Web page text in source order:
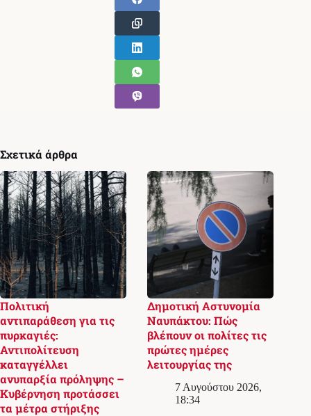
Σχετικά άρθρα
Πολιτική
αντιπαράθεση για τις
πυρκαγιές:
Αντιπολίτευση
καταγγέλλει
ανυπαρξία πρόληψης –
Κυβέρνηση προτάσσει
τα μέτρα στήριξης
Δημοτική Αστυνομία
Ναυπάκτου: Πώς
βλέπουν οι πολίτες τις
πρώτες ημέρες
λειτουργίας της
7 Αυγούστου 2026,
18:34